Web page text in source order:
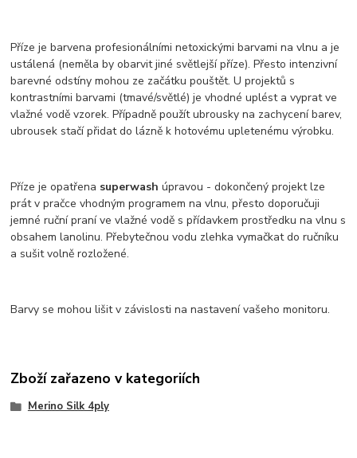
Příze je barvena profesionálními netoxickými barvami na vlnu a je
ustálená (neměla by obarvit jiné světlejší příze). Přesto intenzivní
barevné odstíny mohou ze začátku pouštět. U projektů s
kontrastními barvami (tmavé/světlé) je vhodné uplést a vyprat ve
vlažné vodě vzorek. Případně použít ubrousky na zachycení barev,
ubrousek stačí přidat do lázně k hotovému upletenému výrobku.
Příze je opatřena superwash úpravou - dokončený projekt lze
prát v pračce vhodným programem na vlnu, přesto doporučuji
jemné ruční praní ve vlažné vodě s přídavkem prostředku na vlnu s
obsahem lanolinu. Přebytečnou vodu zlehka vymačkat do ručníku
a sušit volně rozložené.
Barvy se mohou lišit v závislosti na nastavení vašeho monitoru.
Zboží zařazeno v kategoriích
Merino Silk 4ply